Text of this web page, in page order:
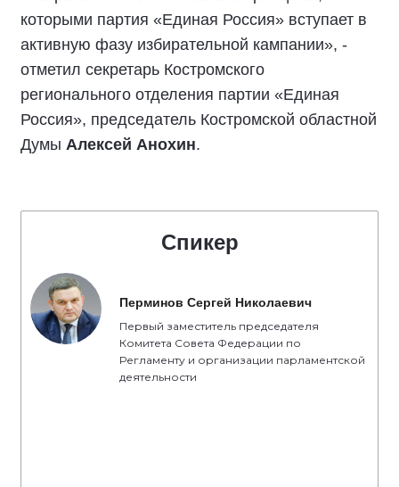
«Подписали соглашение с представителями
политических партий. Лично для меня, как для
представителя партии «Единая Россия»,
честные выборы - это выборы, которые
доверяют тем, кто честно трудится, кто открыт,
кто добросовестен перед нашими
которыми партия «Единая Россия» вступает в
активную фазу избирательной кампании», -
отметил секретарь Костромского
регионального отделения партии «Единая
Россия», председатель Костромской областной